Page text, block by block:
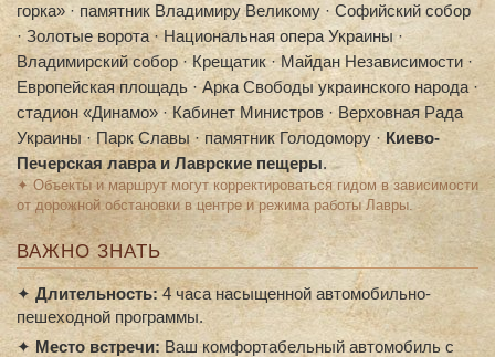
горка» · памятник Владимиру Великому · Софийский собор
· Золотые ворота · Национальная опера Украины ·
Владимирский собор · Крещатик · Майдан Независимости ·
Европейская площадь · Арка Свободы украинского народа ·
стадион «Динамо» · Кабинет Министров · Верховная Рада
Украины · Парк Славы · памятник Голодомору · Киево-
Печерская лавра и Лаврские пещеры.
✦ Объекты и маршрут могут корректироваться гидом в зависимости
от дорожной обстановки в центре и режима работы Лавры.
ВАЖНО ЗНАТЬ
✦Длительность:4 часа насыщенной автомобильно-
пешеходной программы.
✦Место встречи:Ваш комфортабельный автомобиль с